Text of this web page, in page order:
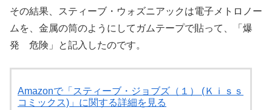
その結果、スティーブ・ウォズニアックは電子メトロノー
ムを、金属の筒のようにしてガムテープで貼って、「爆
発 危険」と記入したのです。
Amazonで「スティーブ・ジョブズ（１） (Ｋｉｓｓ
コミックス)」に関する詳細を見る